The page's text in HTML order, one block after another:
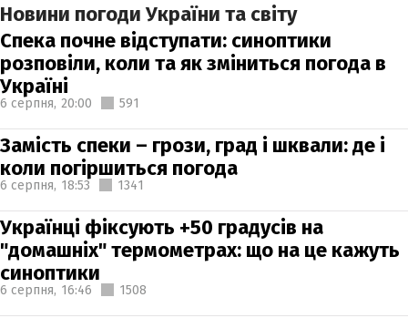
Новини погоди України та світу
Спека почне відступати: синоптики
розповіли, коли та як зміниться погода в
Україні
6 серпня, 20:00 591
Замість спеки – грози, град і шквали: де і
коли погіршиться погода
6 серпня, 18:53 1341
Українці фіксують +50 градусів на
"домашніх" термометрах: що на це кажуть
синоптики
6 серпня, 16:46 1508